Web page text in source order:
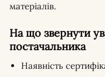
матеріалів.
На що звернути
постачальника
Наявність